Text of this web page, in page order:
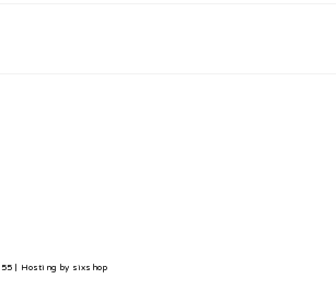
| Hosting by sixshop